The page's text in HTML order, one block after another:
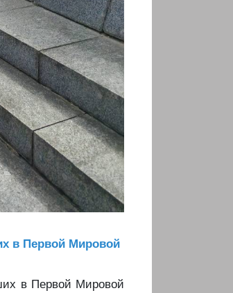
в Первой Мировой
в Первой Мировой